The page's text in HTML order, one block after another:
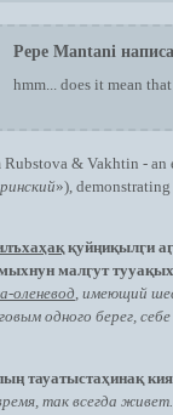
Pepe Mantani
hmm... does it mean
Rubstova & Vakhtin - an
»),
қуйңиқылӷи
малӷут
оленевод,имеющий
одного берег,
тауатыстаҳинақ
так всегда живет.